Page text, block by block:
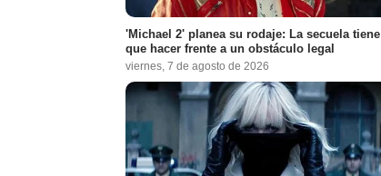
'Michael 2' planea su rodaje: La secuela tiene
que hacer frente a un obstáculo legal
viernes, 7 de agosto de 2026